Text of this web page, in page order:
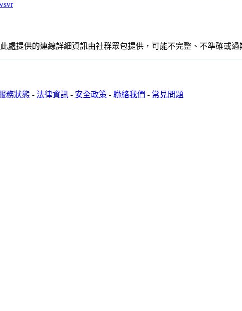
處提供的連線詳細資訊由社群眾包提供，可能不完整、不準確或
務狀態 - 法律資訊 - 安全政策 - 聯絡我們 - 常見問題